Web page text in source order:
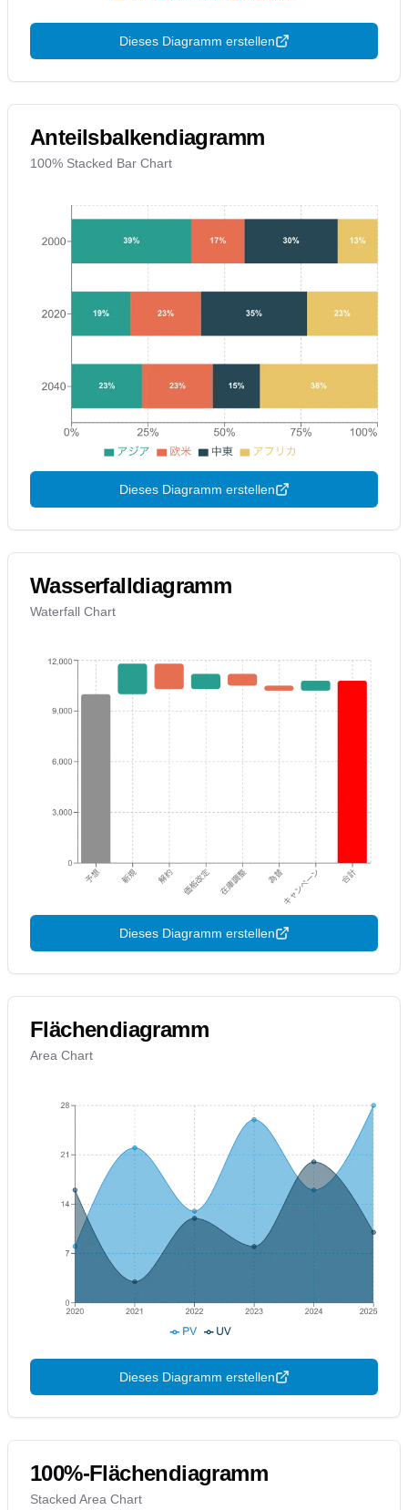
Dieses Diagramm erstellen
Anteilsbalkendiagramm
100% Stacked Bar Chart
Dieses Diagramm erstellen
Wasserfalldiagramm
Waterfall Chart
Dieses Diagramm erstellen
Flächendiagramm
Area Chart
Dieses Diagramm erstellen
100%-Flächendiagramm
Stacked Area Chart